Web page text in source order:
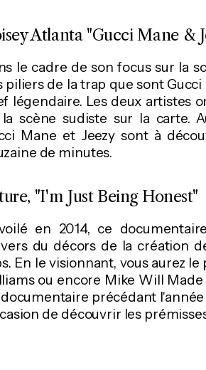
Atlanta "Gucci Mane &
le cadre de son focus sur la
piliers de la trap que sont
légendaire. Les deux artistes
scène sudiste sur la carte.
Mane et Jeezy sont à
de minutes.
"I'm Just Being Honest"
en 2014, ce
du décors de la création
En le visionnant, vous aurez
ou encore Mike Will Made
précédant
de découvrir les